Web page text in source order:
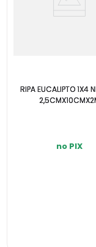
RIPA EUCALIPTO 1X4
no PIX